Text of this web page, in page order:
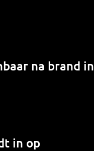
na brand in
in op